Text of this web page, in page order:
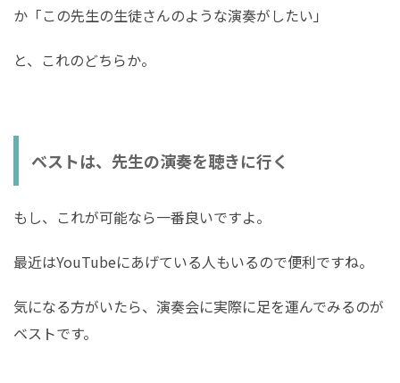
か「この先生の生徒さんのような演奏がしたい」
と、これのどちらか。
ベストは、先生の演奏を聴きに行く
もし、これが可能なら一番良いですよ。
最近はYouTubeにあげている人もいるので便利ですね。
気になる方がいたら、演奏会に実際に足を運んでみるのが
ベストです。